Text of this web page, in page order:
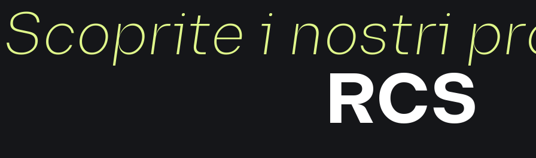
Scoprite i nostri
RCS